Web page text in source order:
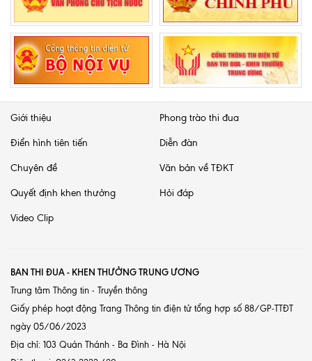
Giới thiệu Phong trào thi đua
Điển hình tiên tiến Diễn đàn
Chuyên đề Văn bản về TĐKT
Quyết định khen thưởng Hỏi đáp
Video Clip
BAN THI ĐUA - KHEN THƯỞNG TRUNG ƯƠNG
Trung tâm Thông tin - Truyền thông
Giấy phép hoạt động Trang Thông tin điện tử tổng hợp số 88/GP-TTĐT
ngày 05/06/2023
Địa chỉ: 103 Quán Thánh - Ba Đình - Hà Nội